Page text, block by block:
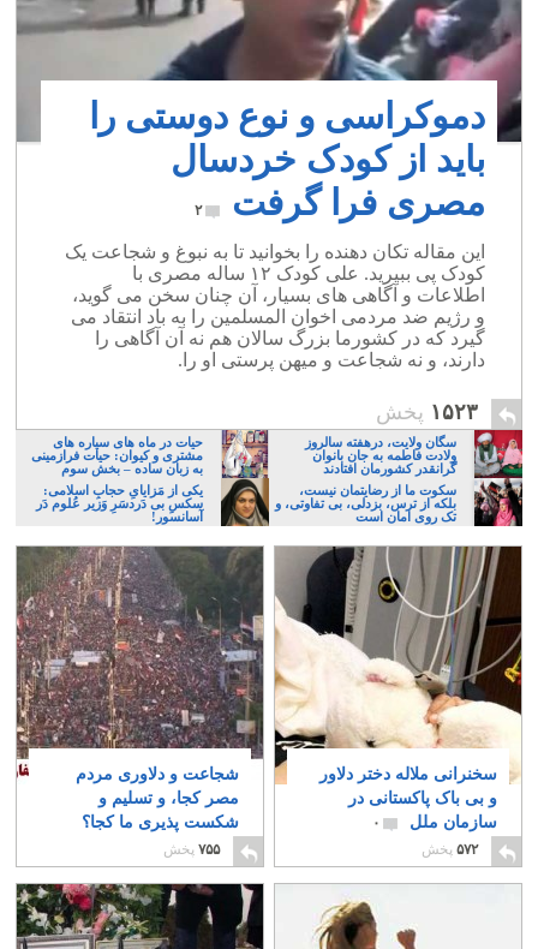
دموکراسی و نوع دوستی را
باید از کودک خردسال
مصری فرا گرفت
۲
این مقاله تکان دهنده را بخوانید تا به نبوغ و شجاعت یک
کودک پی ببیرید. علی کودک ۱۲ ساله مصری با
اطلاعات و آگاهی های بسیار، آن چنان سخن می گوید،
و رژیم ضد مردمی اخوان المسلمین را به باد انتقاد می
گیرد که در کشورما بزرگ سالان هم نه آن آگاهی را
دارند، و نه شجاعت و میهن پرستی او را.
۱۵۲۳ پخش
سگان ولایت، درهفته سالروز
ولادت فاطمه به جان بانوان
گرانقدر کشورمان افتادند
حیات در ماه های سیاره های
مشتری و کیوان: حیات فرازمینی
به زبان ساده – بخش سوم
سکوت ما از رضایتمان نیست،
بلکه از ترس، بزدلی، بی تفاوتی، و
تک روی امان است
یکی از مَزایایِ حجابِ اسلامی:
سکسِ بی دَردسَرِ وَزیر عُلوم دَر
آسانسور!
سخنرانی ملاله دختر دلاور
و بی باک پاکستانی در
سازمان ملل
۰
۵۷۲ پخش
شجاعت و دلاوری مردم
مصر کجا، و تسلیم و
شکست پذیری ما کجا؟
۱
۷۵۵ پخش